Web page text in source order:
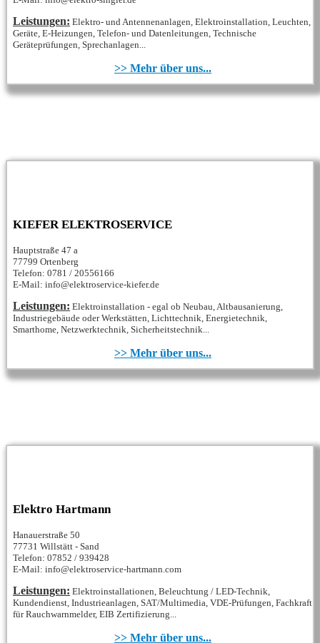
Leistungen: Elektro- und Antennenanlagen, Elektroinstallation, Leuchten,
Geräte, E-Heizungen, Telefon- und Datenleitungen, Technische
Geräteprüfungen, Sprechanlagen...
>> Mehr über uns...
KIEFER ELEKTROSERVICE
Hauptstraße 47 a
77799 Ortenberg
Telefon: 0781 / 20556166
E-Mail: info@elektroservice-kiefer.de
Leistungen: Elektroinstallation - egal ob Neubau, Altbausanierung,
Industriegebäude oder Werkstätten, Lichttechnik, Energietechnik,
Smarthome, Netzwerktechnik, Sicherheitstechnik...
>> Mehr über uns...
Elektro Hartmann
Hanauerstraße 50
77731 Willstätt - Sand
Telefon: 07852 / 939428
E-Mail: info@elektroservice-hartmann.com
Leistungen: Elektroinstallationen, Beleuchtung / LED-Technik,
Kundendienst, Industrieanlagen, SAT/Multimedia, VDE-Prüfungen, Fachkraft
für Rauchwarnmelder, EIB Zertifizierung...
>> Mehr über uns...